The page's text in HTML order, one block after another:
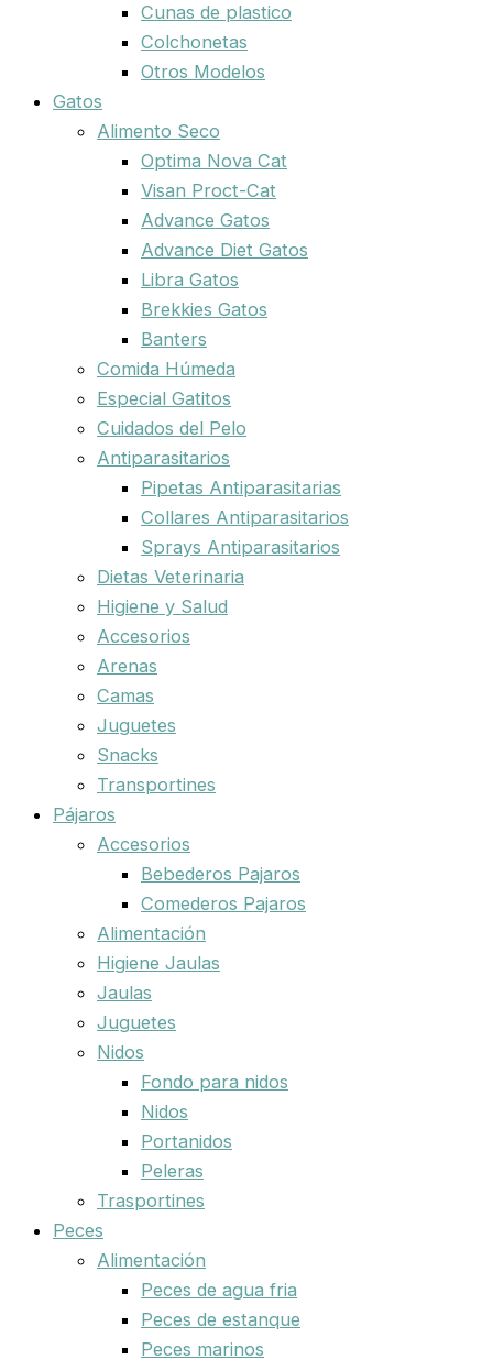
Cunas de plastico
Colchonetas
Otros Modelos
Gatos
Alimento Seco
Optima Nova Cat
Visan Proct-Cat
Advance Gatos
Advance Diet Gatos
Libra Gatos
Brekkies Gatos
Banters
Comida Húmeda
Especial Gatitos
Cuidados del Pelo
Antiparasitarios
Pipetas Antiparasitarias
Collares Antiparasitarios
Sprays Antiparasitarios
Dietas Veterinaria
Higiene y Salud
Accesorios
Arenas
Camas
Juguetes
Snacks
Transportines
Pájaros
Accesorios
Bebederos Pajaros
Comederos Pajaros
Alimentación
Higiene Jaulas
Jaulas
Juguetes
Nidos
Fondo para nidos
Nidos
Portanidos
Peleras
Trasportines
Peces
Alimentación
Peces de agua fria
Peces de estanque
Peces marinos